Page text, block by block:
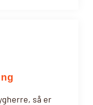
så er